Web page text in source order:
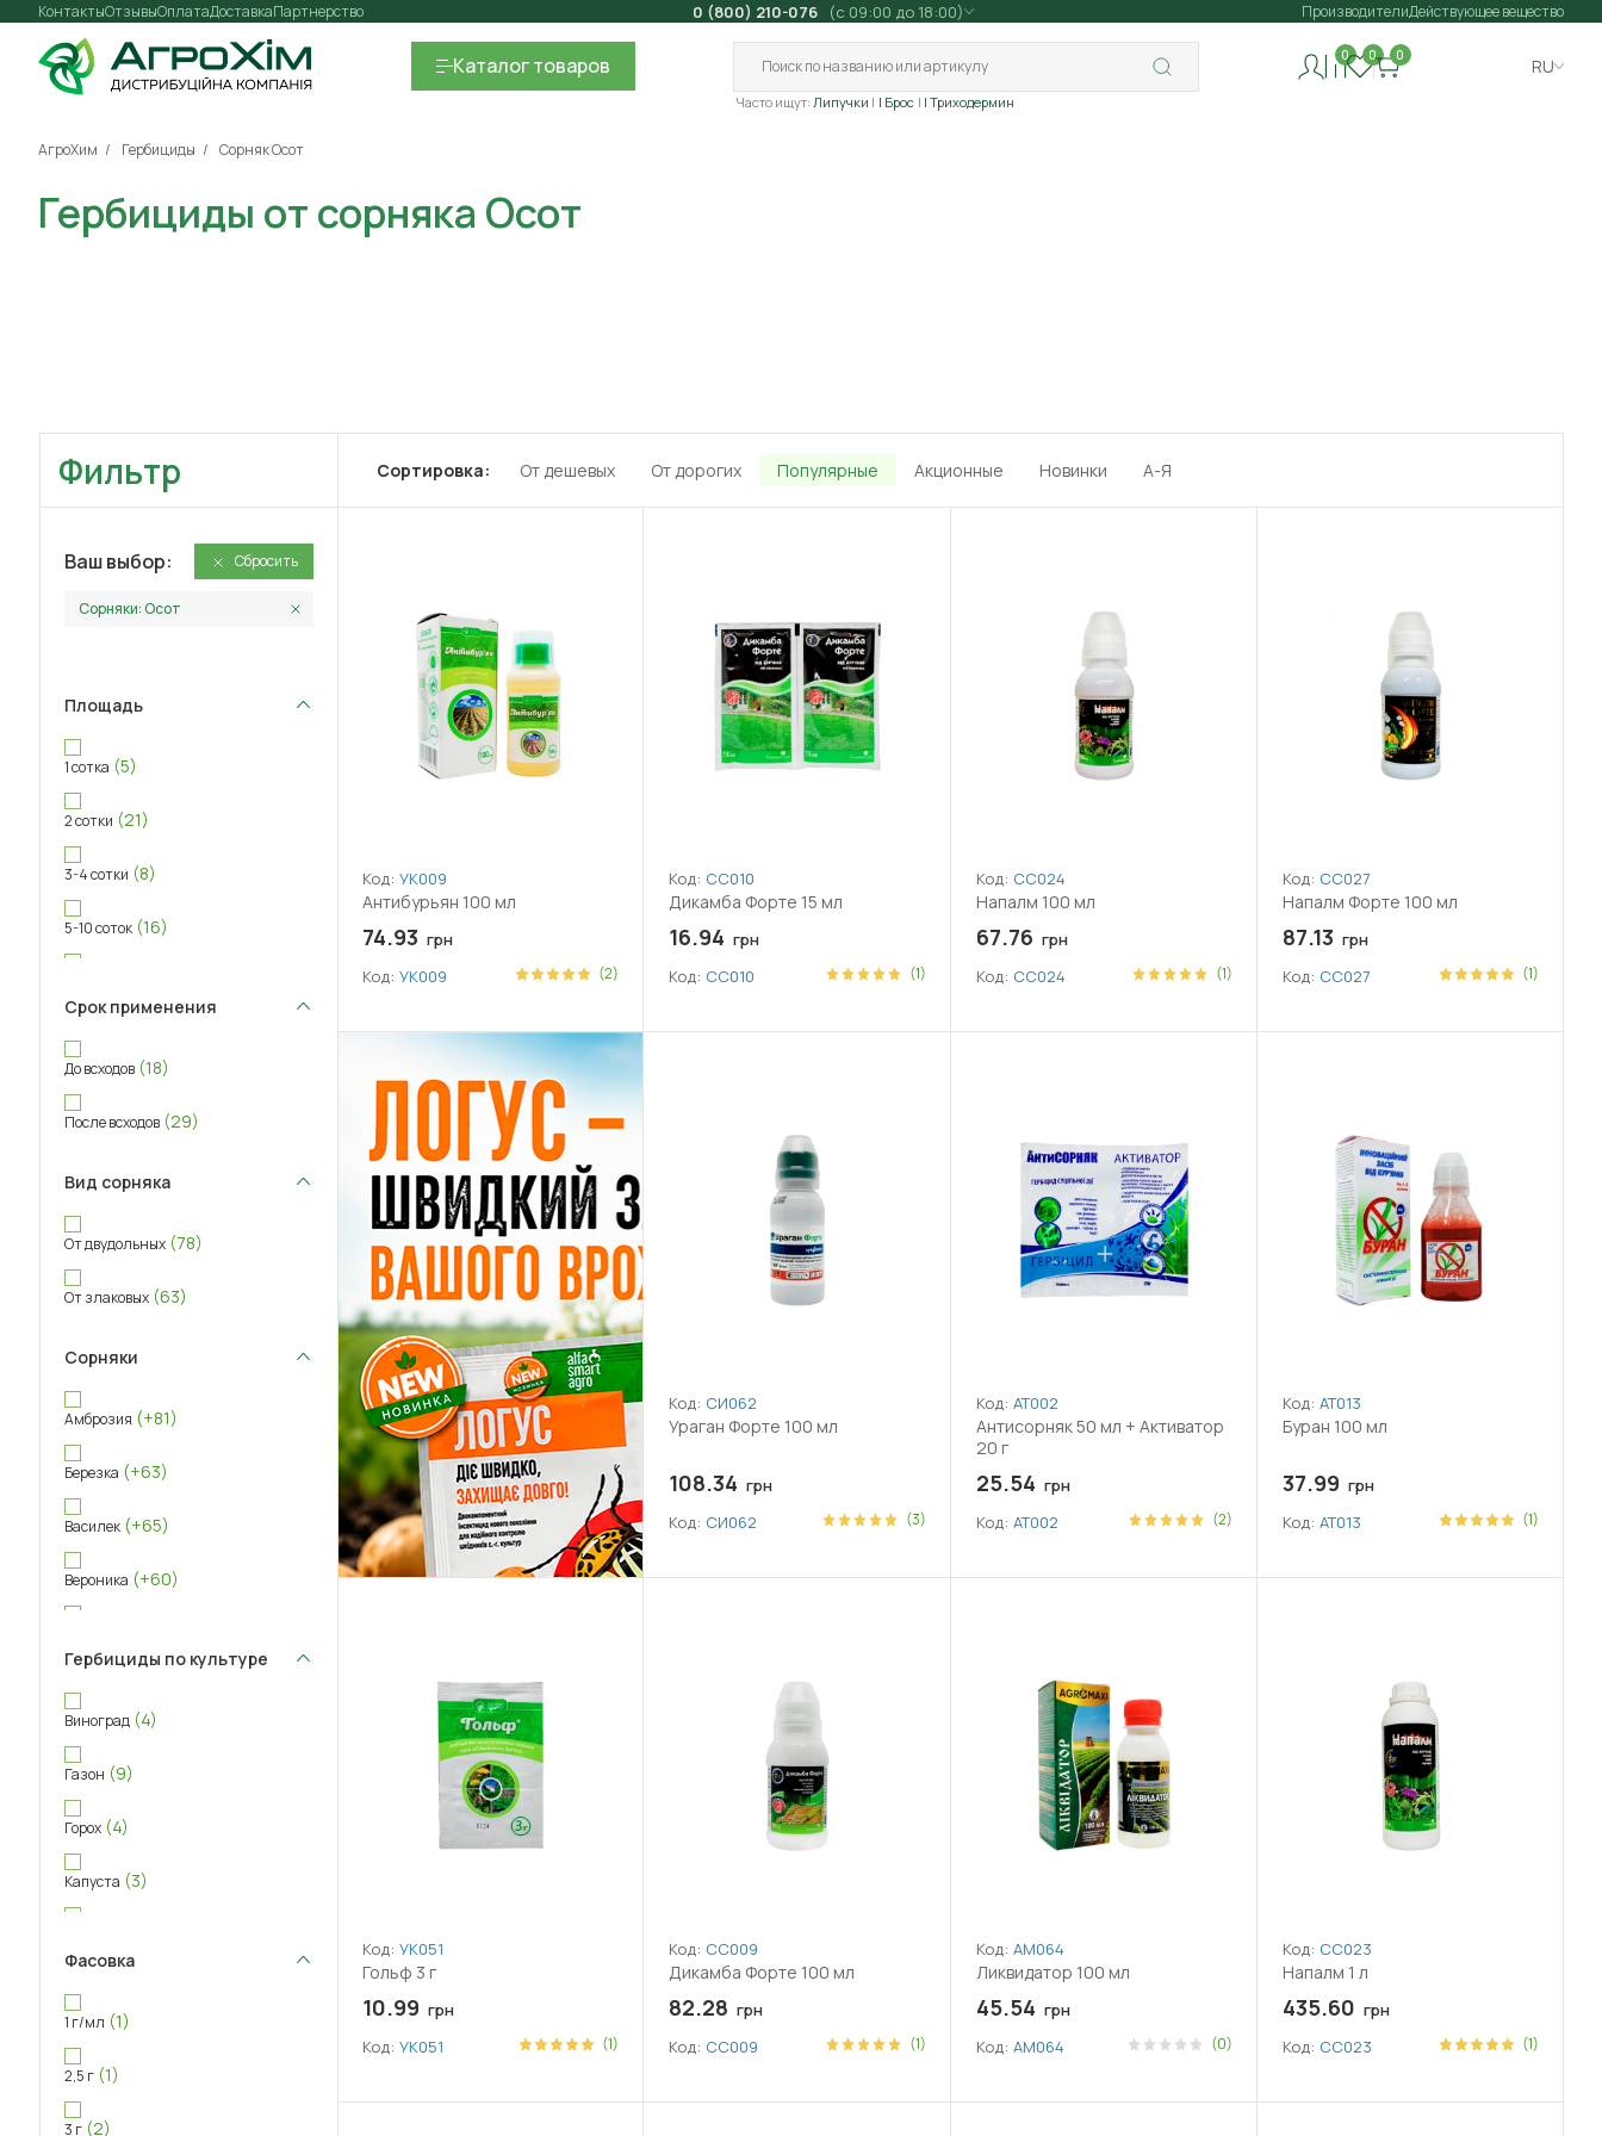
Контакты Оплата
Отзывы ДоставкаПартнерство 0 (800) 210-076 (с 09:00 до 18:00) ПроизводителиДействующее вещество
Каталогтоваров
Часто ищут: Липучки | Брос | Триходермин
0 0 0
RU
АгроХим Гербициды Сорняк Осот
Гербициды от сорняка Осот
Фильтр
Ваш выбор: Сбросить
Сорняки: Осот
Площадь
1 сотка (5)
2 сотки (21)
3-4 сотки (8)
5-10 соток (16)
Срок применения
До всходов (18)
После всходов (29)
Вид сорняка
От двудольных (78)
От злаковых (63)
Сорняки
Амброзия (+81)
Березка (+63)
Василек (+65)
Вероника (+60)
Дымянка (рутка)
Ежа сборная (Грястиця)
Гербициды по культуре
Виноград (4)
Газон (9)
Горох (4)
Капуста (3)
Фасовка
1 г/мл (1)
2,5 г (1)
3 г (2)
Сортировка: От дешевых От дорогих Популярные Акционные Новинки А-Я
Код: УК009
Антибурьян 100 мл
74.93 грн
Код: УК009 (2)
Код: СС010
Дикамба Форте 15 мл
16.94 грн
Код: СС010 (1)
Код: СС024
Напалм 100 мл
67.76 грн
Код: СС024 (1)
Код: СС027
Напалм Форте 100 мл
87.13 грн
Код: СС027 (1)
Код: СИ062
Ураган Форте 100 мл
108.34 грн
Код: СИ062 (3)
Код: АТ002
Антисорняк 50 мл + Активатор
20 г
25.54 грн
Код: АТ002 (2)
Код: АТ013
Буран 100 мл
37.99 грн
Код: АТ013 (1)
Код: УК051
Гольф 3 г
10.99 грн
Код: УК051 (1)
Код: СС009
Дикамба Форте 100 мл
82.28 грн
Код: СС009 (1)
Код: АМ064
Ликвидатор 100 мл
45.54 грн
Код: АМ064 (0)
Код: СС023
Напалм 1 л
435.60 грн
Код: СС023 (1)